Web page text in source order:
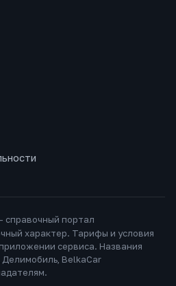
справочный портал
характер. Тарифы и условия
сервиса. Названия
BelkaCar